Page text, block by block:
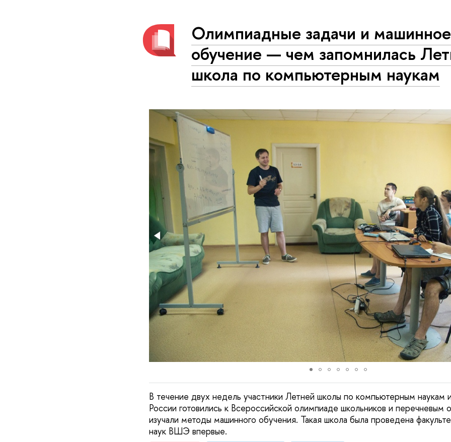
Олимпиадные задачи и машинное
обучение — чем запомнилась
школа по компьютерным наукам
В течение двух недель участники Летней школы по компьютерным наукам
России готовились к Всероссийской олимпиаде школьников и перечневым
изучали методы машинного обучения. Такая школа была проведена
наук ВШЭ впервые.